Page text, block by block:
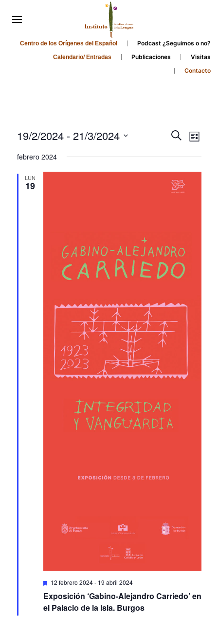
Centro de los Orígenes del Español Podcast ¿Seguimos o no?
Calendario/ Entradas Publicaciones
Visitas
Contacto
Events
and
Views
Search
List
19/2/2024 - 21/3/2024
date.
febrero 2024
LUN
19
Featured
12 febrero 2024- 19 abril 2024
Exposición ‘Gabino-Alejandro Carriedo’ en
el Palacio de la Isla. Burgos